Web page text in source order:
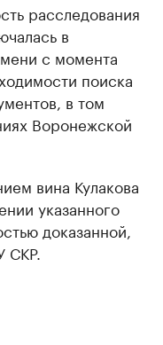
расследования
в
с момента
поиска
в том
Воронежской
вина Кулакова
указанного
доказанной,
СКР.